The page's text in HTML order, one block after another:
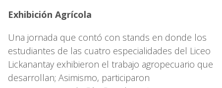
Exhibición Agrícola
Una jornada que contó con stands en donde los
estudiantes de las cuatro especialidades del Liceo
Lickanantay exhibieron el trabajo agropecuario que
desarrollan; Asimismo, participaron